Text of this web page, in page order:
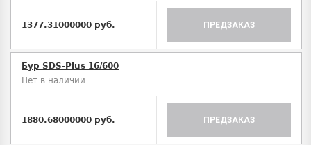
1377.31000000 руб. ПРЕДЗАКАЗ
Бур SDS-Plus 16/600
Нет в наличии
1880.68000000 руб. ПРЕДЗАКАЗ